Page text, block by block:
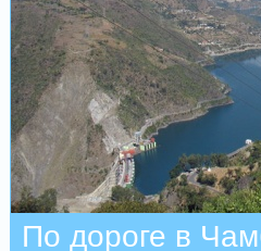
По дороге в